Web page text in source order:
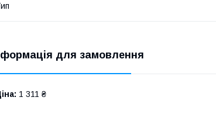
для замовлення
1 311 ₴